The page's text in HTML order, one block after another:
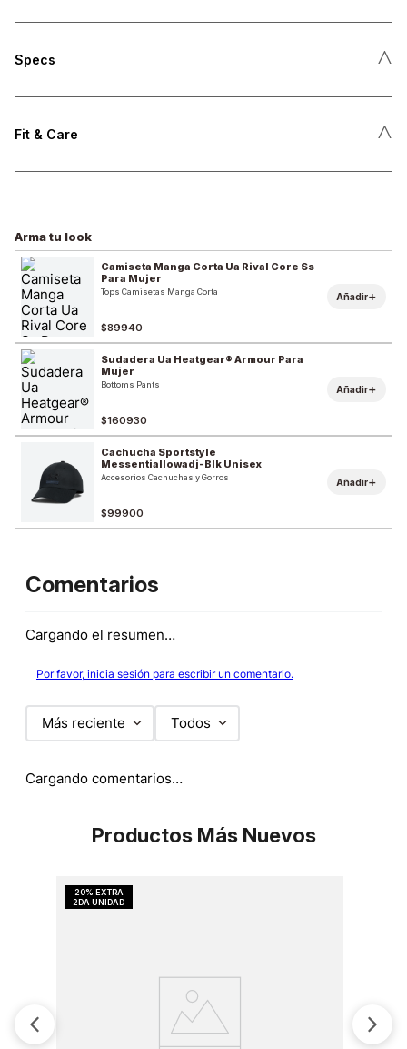
Specs ˄
Fit & Care ˄
Arma tu look
Camiseta Manga Corta Ua Rival Core Ss
Para Mujer
Tops Camisetas Manga Corta
$89940
Añadir+
Sudadera Ua Heatgear® Armour Para
Mujer
Bottoms Pants
$160930
Añadir+
Cachucha Sportstyle
Messentiallowadj-Blk Unisex
Accesorios Cachuchas y Gorros
$99900
Añadir+
Comentarios
Cargando el resumen…
Por favor, inicia sesión para escribir un comentario.
Más reciente Todos
Cargando comentarios…
Productos Más Nuevos